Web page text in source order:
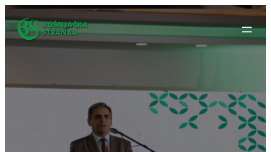
Idi
na
sadržaj